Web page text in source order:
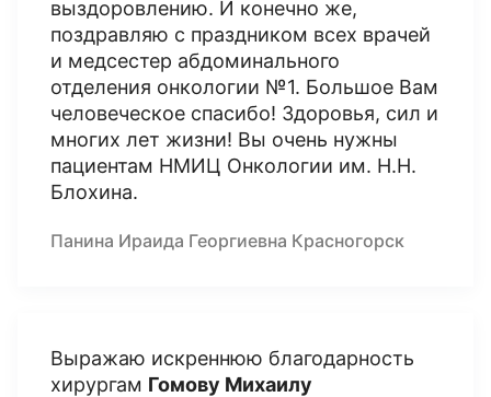
выздоровлению. И конечно же,
поздравляю с праздником всех врачей
и медсестер абдоминального
отделения онкологии №1. Большое Вам
человеческое спасибо! Здоровья, сил и
многих лет жизни! Вы очень нужны
пациентам НМИЦ Онкологии им. Н.Н.
Блохина.
Панина Ираида Георгиевна Красногорск
Выражаю искреннюю благодарность
хирургам Гомову Михаилу